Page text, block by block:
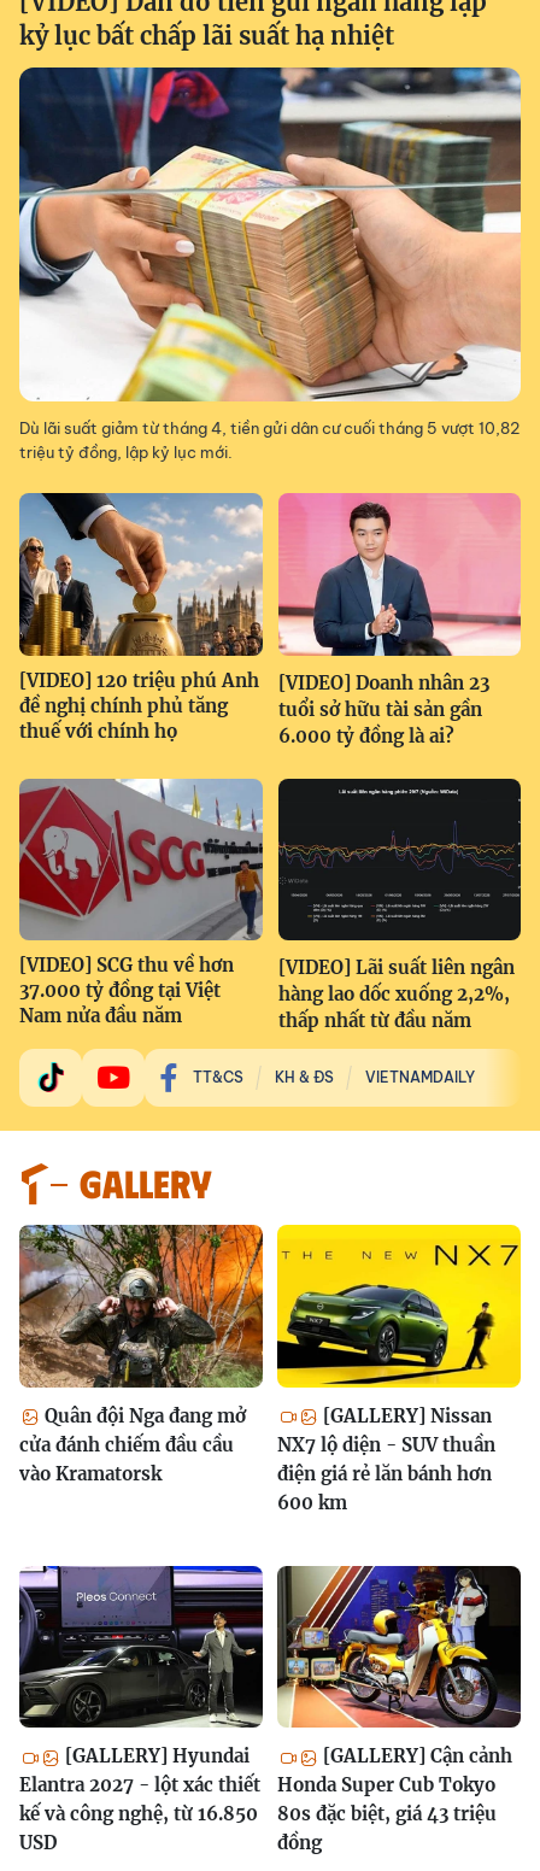
kỷ lục bất chấp lãi suất hạ nhiệt
Dù lãi suất giảm từ tháng 4, tiền gửi dân cư cuối tháng 5 vượt 10,82
triệu tỷ đồng, lập kỷ lục mới.
[VIDEO] 120 triệu phú Anh
đề nghị chính phủ tăng
thuế với chính họ
[VIDEO] Doanh nhân 23
tuổi sở hữu tài sản gần
6.000 tỷ đồng là ai?
[VIDEO] SCG thu về hơn
37.000 tỷ đồng tại Việt
Nam nửa đầu năm
[VIDEO] Lãi suất liên ngân
hàng lao dốc xuống 2,2%,
thấp nhất từ đầu năm
TT&CS KH & ĐS VIETNAMDAILY
GALLERY
Quân đội Nga đang mở
cửa đánh chiếm đầu cầu
vào Kramatorsk
[GALLERY] Nissan
NX7 lộ diện - SUV thuần
điện giá rẻ lăn bánh hơn
600 km
[GALLERY] Hyundai
Elantra 2027 - lột xác thiết
kế và công nghệ, từ 16.850
USD
[GALLERY] Cận cảnh
Honda Super Cub Tokyo
80s đặc biệt, giá 43 triệu
đồng